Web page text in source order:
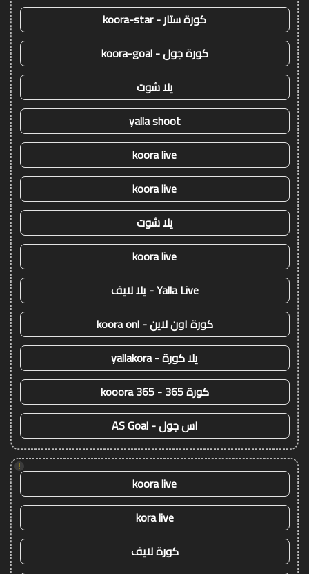
كورة ستار - koora-star
كورة جول - koora-goal
يلا شوت
yalla shoot
koora live
koora live
يلا شوت
koora live
Yalla Live - يلا لايف
كورة اون لاين - koora onl
يلا كورة - yallakora
كورة 365 - kooora 365
اس جول - AS Goal
!
koora live
kora live
كورة لايف